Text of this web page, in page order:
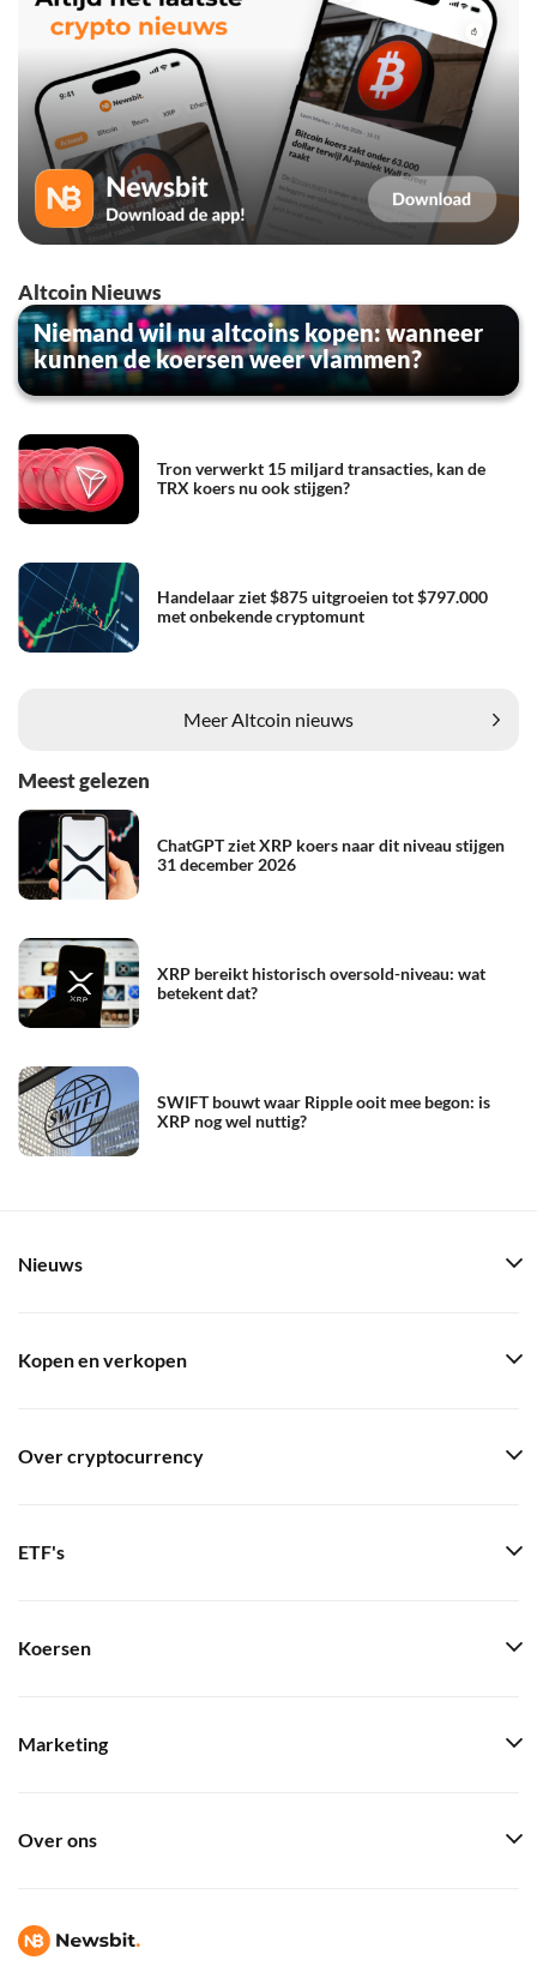
Altcoin Nieuws
Niemand wil nu altcoins kopen: wanneer
kunnen de koersen weer vlammen?
Tron verwerkt 15 miljard transacties, kan de
TRX koers nu ook stijgen?
Handelaar ziet $875 uitgroeien tot $797.000
met onbekende cryptomunt
Meer Altcoin nieuws
Meest gelezen
ChatGPT ziet XRP koers naar dit niveau stijgen
31 december 2026
XRP bereikt historisch oversold-niveau: wat
betekent dat?
SWIFT bouwt waar Ripple ooit mee begon: is
XRP nog wel nuttig?
Nieuws
Kopen en verkopen
Over cryptocurrency
ETF's
Koersen
Marketing
Over ons